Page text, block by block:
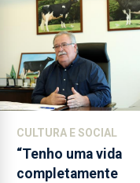
terceira
vez
desde
o
início
da
época
balnear
CULTURA E SOCIAL
“Tenho uma vida
completamente